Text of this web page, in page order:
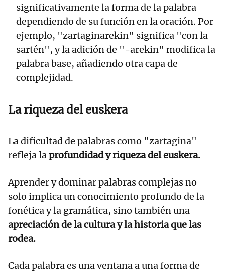
significativamente la forma de la palabra
dependiendo de su función en la oración. Por
ejemplo, "zartaginarekin" significa "con la
sartén", y la adición de "-arekin" modifica la
palabra base, añadiendo otra capa de
complejidad.
La riqueza del euskera
La dificultad de palabras como "zartagina"
refleja laprofundidad y riqueza del euskera.
Aprender y dominar palabras complejas no
solo implica un conocimiento profundo de la
fonética y la gramática, sino también una
apreciación de la cultura y la historia que las
rodea.
Cada palabra es una ventana a una forma de